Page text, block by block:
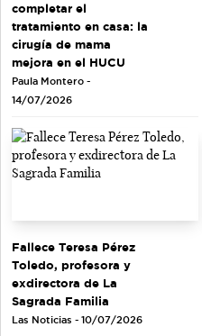
completar el
tratamiento en casa: la
cirugía de mama
mejora en el HUCU
Paula Montero -
14/07/2026
Fallece Teresa Pérez
Toledo, profesora y
exdirectora de La
Sagrada Familia
Las Noticias - 10/07/2026